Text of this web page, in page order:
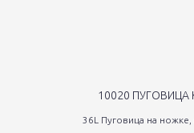
10020
36L Пуговица на ножке,